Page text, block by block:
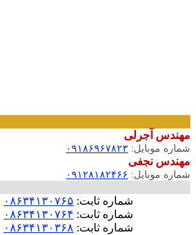
مهندس آجرلی
شماره موبایل: ۰۹۱۸۶۹۶۷۸۲۳
مهندس نجفی
شماره موبایل: ۰۹۱۲۸۱۸۲۴۶۶
شماره ثابت: ۰۸۶۳۴۱۳۰۷۶۵
شماره ثابت: ۰۸۶۳۴۱۳۰۷۶۴
شماره ثابت: ۰۸۶۳۴۱۳۰۳۶۸